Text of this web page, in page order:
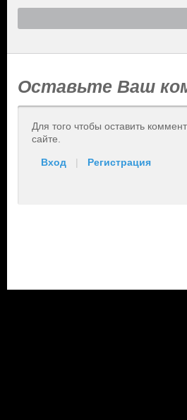
Оставьте Ваш
Для того чтобы оставить
сайте.
Вход | Регистрация